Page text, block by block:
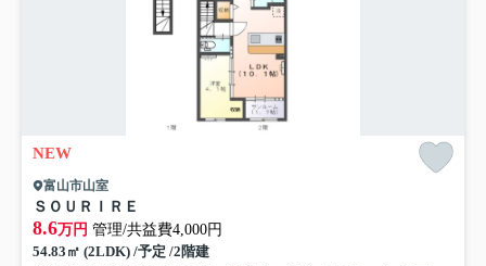
NEW
富山市山室
ＳＯＵＲＩＲＥ
8.6万円 管理/共益費4,000円
54.83㎡ (2LDK) /予定 /2階建